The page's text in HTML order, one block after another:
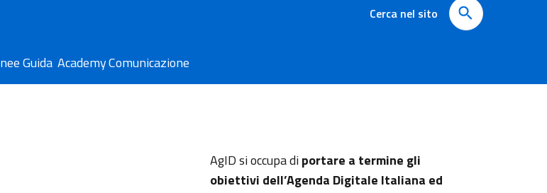
Cerca nel sito
Guida AcademyComunicazione
AgID si occupa diportare a termine gli
obiettivi dell’Agenda Digitale Italiana ed